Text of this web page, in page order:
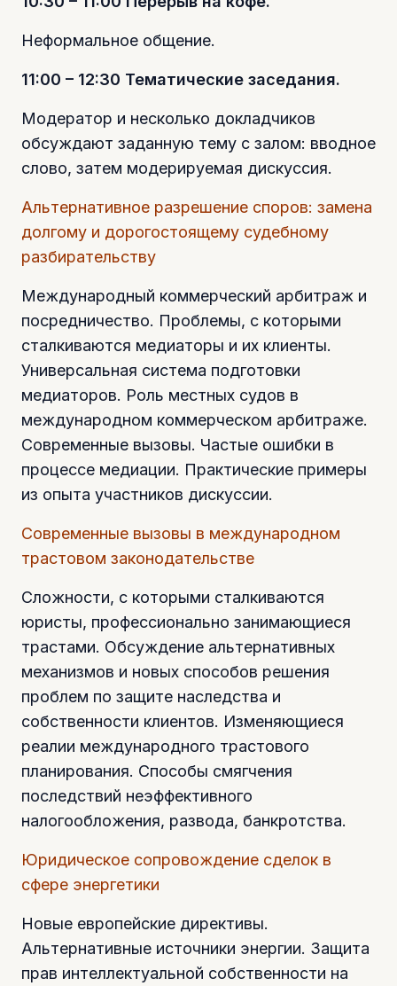
Неформальное общение.
11:00 – 12:30 Тематические заседания.
Модератор и несколько докладчиков
обсуждают заданную тему с залом: вводное
слово, затем модерируемая дискуссия.
Альтернативное разрешение споров: замена
долгому и дорогостоящему судебному
разбирательству
Международный коммерческий арбитраж и
посредничество. Проблемы, с которыми
сталкиваются медиаторы и их клиенты.
Универсальная система подготовки
медиаторов. Роль местных судов в
международном коммерческом арбитраже.
Современные вызовы. Частые ошибки в
процессе медиации. Практические примеры
из опыта участников дискуссии.
Современные вызовы в международном
трастовом законодательстве
Сложности, с которыми сталкиваются
юристы, профессионально занимающиеся
трастами. Обсуждение альтернативных
механизмов и новых способов решения
проблем по защите наследства и
собственности клиентов. Изменяющиеся
реалии международного трастового
планирования. Способы смягчения
последствий неэффективного
налогообложения, развода, банкротства.
Юридическое сопровождение сделок в
сфере энергетики
Новые европейские директивы.
Альтернативные источники энергии. Защита
прав интеллектуальной собственности на